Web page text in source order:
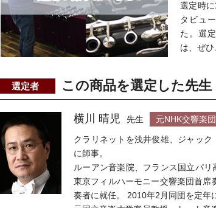
選定時
タビュ
た。選
は、ぜひ
選定者 この商品を選定した先生
横川 晴児 先生 元NHK交響楽団
クラリネットを浅井俊雄、ジャッ
に師事。
ルーアン音楽院、フランス国立パリ
東京フィルハーモニー交響楽団首
奏者に就任。 2010年2月同団を定年